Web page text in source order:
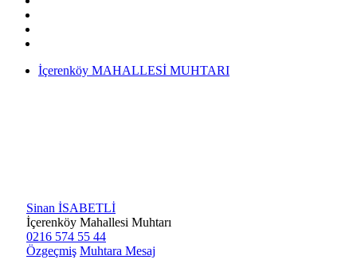
İçerenköy MAHALLESİ MUHTARI
Sinan İSABETLİ
İçerenköy Mahallesi Muhtarı
0216 574 55 44
Özgeçmiş Muhtara Mesaj